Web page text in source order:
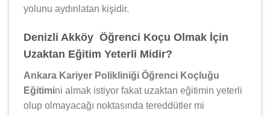
yolunu aydınlatan kişidir.
Denizli Akköy Öğrenci Koçu Olmak İçin
Uzaktan Eğitim Yeterli Midir?
Ankara Kariyer Polikliniği Öğrenci Koçluğu
Eğitimini almak istiyor fakat uzaktan eğitimin yeterli
olup olmayacağı noktasında tereddütler mi